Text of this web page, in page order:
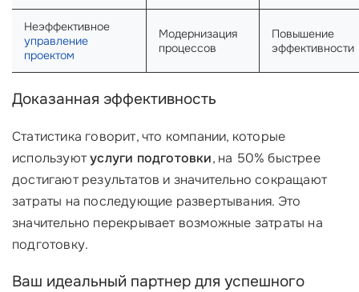
Неэффективное
управление
проектом
Модернизация
процессов
Повышение
эффективности
Доказанная эффективность
Статистика говорит, что компании, которые
используютуслуги подготовки, на 50% быстрее
достигают результатов и значительно сокращают
затраты на последующие развертывания. Это
значительно перекрывает возможные затраты на
подготовку.
Ваш идеальный партнер для успешного